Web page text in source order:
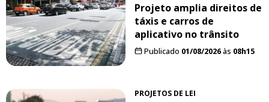
Projeto amplia direitos de
táxis e carros de
aplicativo no trânsito
Publicado 01/08/2026às 08h15
PROJETOS DE LEI